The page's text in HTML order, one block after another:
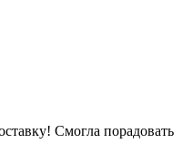
Смогла порадовать